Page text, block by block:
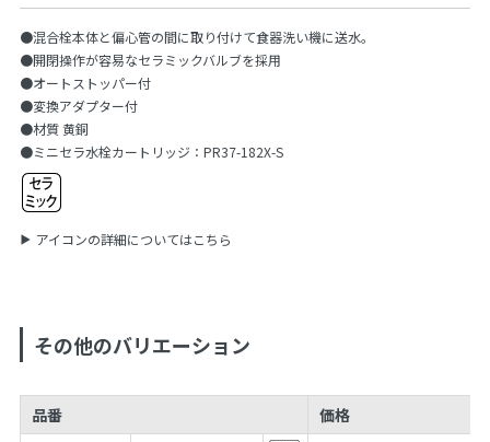
●混合栓本体と偏心管の間に取り付けて食器洗い機に送水。
●開閉操作が容易なセラミックバルブを採用
●オートストッパー付
●変換アダプター付
●材質 黄銅
●ミニセラ水栓カートリッジ：PR37-182X-S
アイコンの詳細についてはこちら
その他のバリエーション
品番
価格